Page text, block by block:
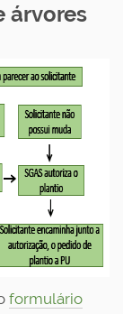
árvores
formulário